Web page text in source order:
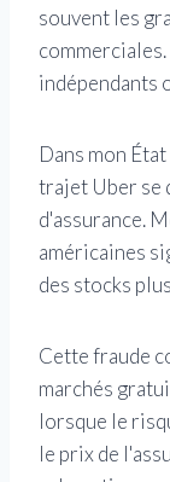
souvent les
indépendants
Dans mon
trajet Uber se
d'assurance.
américaines
des stocks
Cette fraude
marchés
lorsque le
le prix de